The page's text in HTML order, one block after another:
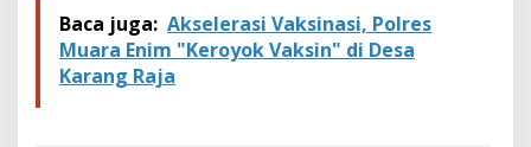
Baca juga: Akselerasi Vaksinasi, Polres
Muara Enim "Keroyok Vaksin" di Desa
Karang Raja